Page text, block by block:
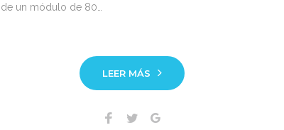
de un módulo de 80…
LEER MÁS
Facebook
Twitter